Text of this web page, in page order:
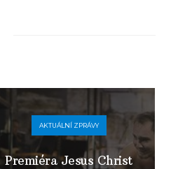
AKTUÁLNÍ ZPRÁVY
Premiéra Jesus Christ